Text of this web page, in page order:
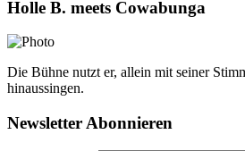
Holle B. meets Cowabunga
Die Bühne nutzt er, allein mit seiner
hinaussingen.
Newsletter Abonnieren